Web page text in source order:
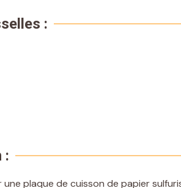
:
:
plaque de cuisson de papier